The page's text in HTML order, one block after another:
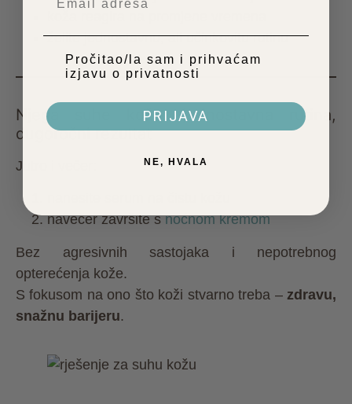
želite jednostavnu, ali učinkovitu rutinu
Njega suhe kože: jednostavna rutina,
dugoročni rezultat
Jutro i večer:
navečer završite snoćnom kremom
Bez agresivnih sastojaka i nepotrebnog
opterećenja kože.
S fokusom na ono što koži stvarno treba – zdravu,
snažnu barijeru.
Privatnost
Pročitao/la sam i prihvaćam
izjavu o privatnosti
PRIJAVA
NE, HVALA